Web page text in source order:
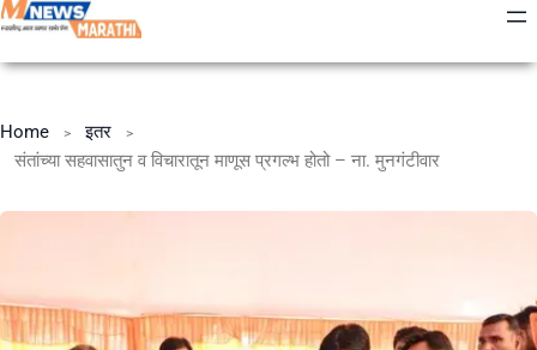
Home
इतर
संतांच्‍या सहवासातुन व विचारातून माणूस प्रगल्‍भ होतो – ना. मुनगंटीवार